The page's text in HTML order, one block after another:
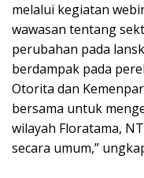
melalui kegiatan
wawasan tentang
perubahan pada
berdampak pada
Otorita dan
bersama untuk
wilayah Floratama,
secara umum,”